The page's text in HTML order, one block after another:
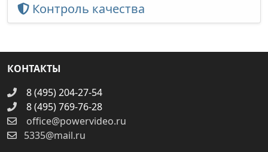
Контроль качества
КОНТАКТЫ
8 (495) 204-27-54
8 (495) 769-76-28
office@powervideo.ru
5335@mail.ru